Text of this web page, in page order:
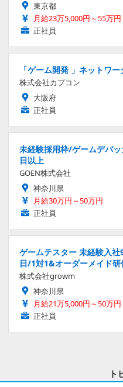
東京都
月給23万5,000円～55万円
正社員
「ゲーム開発 」ネットワ
株式会社カプコン
大阪府
正社員
未経験採用枠/ゲームデバ
日以上
GOEN株式会社
神奈川県
月給30万円～50万円
正社員
ゲームテスター 未経験入
日/1対1&オーダーメイド研
株式会社growm
神奈川県
月給21万5,000円～50万円
正社員
ト